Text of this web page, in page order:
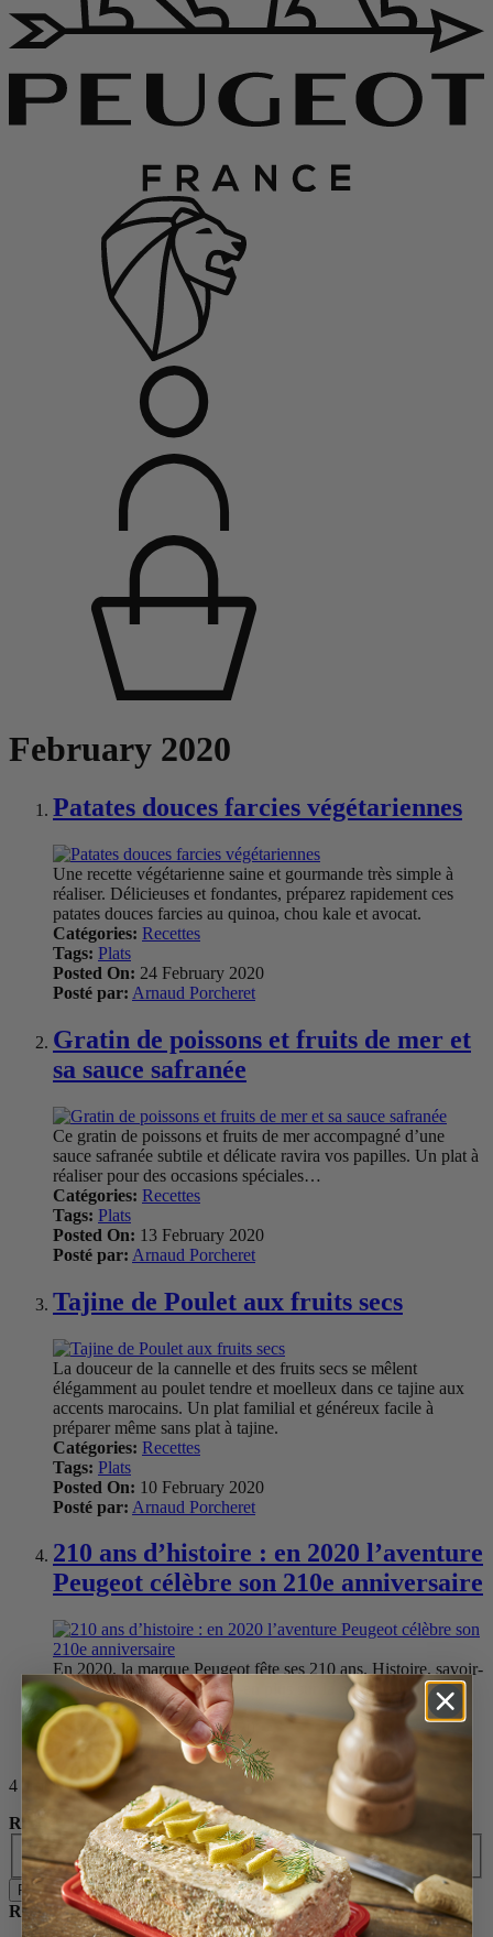
February 2020
Patates douces farcies végétariennes
Une recette végétarienne saine et gourmande très simple à
réaliser. Délicieuses et fondantes, préparez rapidement ces
patates douces farcies au quinoa, chou kale et avocat.
Catégories: Recettes
Tags: Plats
Posted On: 24 February 2020
Posté par: Arnaud Porcheret
Gratin de poissons et fruits de mer et
sa sauce safranée
Ce gratin de poissons et fruits de mer accompagné d’une
sauce safranée subtile et délicate ravira vos papilles. Un plat à
réaliser pour des occasions spéciales…
Catégories: Recettes
Tags: Plats
Posted On: 13 February 2020
Posté par: Arnaud Porcheret
Tajine de Poulet aux fruits secs
La douceur de la cannelle et des fruits secs se mêlent
élégamment au poulet tendre et moelleux dans ce tajine aux
accents marocains. Un plat familial et généreux facile à
préparer même sans plat à tajine.
Catégories: Recettes
Tags: Plats
Posted On: 10 February 2020
Posté par: Arnaud Porcheret
210 ans d’histoire : en 2020 l’aventure
Peugeot célèbre son 210e anniversaire
En 2020, la marque Peugeot fête ses 210 ans. Histoire, savoir-
faire, innovation, apprenez-en plus sur la marque au lion.
Catégories:Actualité
Posted On: 5 February 2020
Posté par:Arnaud Porcheret
4 article(s)
Rechercher
Rechercher
Recent Posts